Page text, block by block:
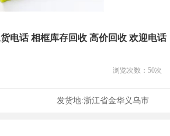
货电话 相框库存回收 高价回收 欢迎电话
浏览次数： 50次
发货地:浙江省金华义乌市